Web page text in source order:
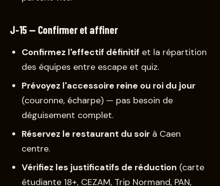
J-15 — Confirmer et affiner
Confirmez l'effectif définitif et la répartition
des équipes entre escape et quiz.
Prévoyez l'accessoire reine ou roi du jour
(couronne, écharpe) — pas besoin de
déguisement complet.
Réservez le restaurant du soir à Caen
centre.
Vérifiez les justificatifs de réduction (carte
étudiante 18+, CEZAM, Trip Normand, PAN,